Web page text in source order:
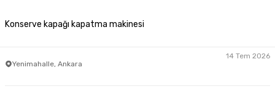
Konserve kapağı kapatma makinesi
Yenimahalle, Ankara
14 Tem 2026